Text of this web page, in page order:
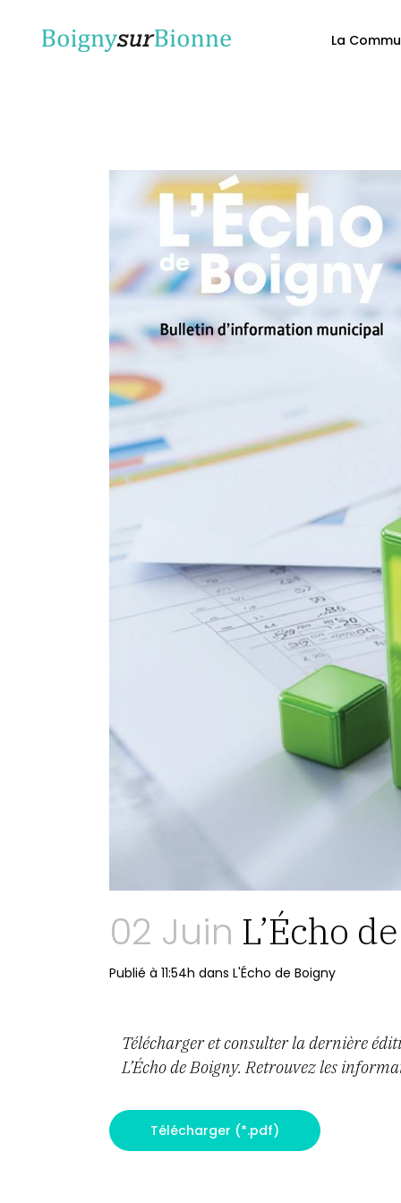
La
02 Juin L’Écho
Publié à 11:54h dans L'Écho de Boigny
Télécharger et consulter la dernière
L’Écho de Boigny. Retrouvez les
Télécharger (*.pdf)